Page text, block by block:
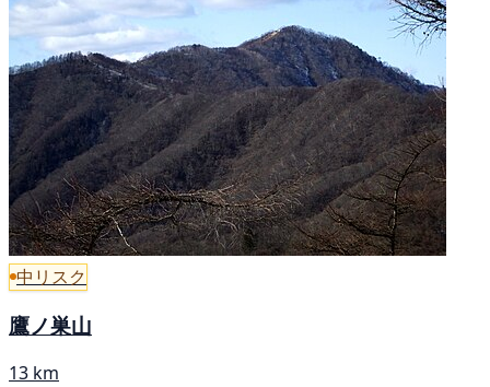
中リスク
鷹ノ巣山
13 km